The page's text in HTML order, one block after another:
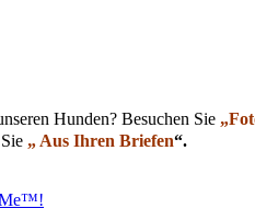
Hunden? Besuchen Sie
„ Aus Ihren Briefen“.